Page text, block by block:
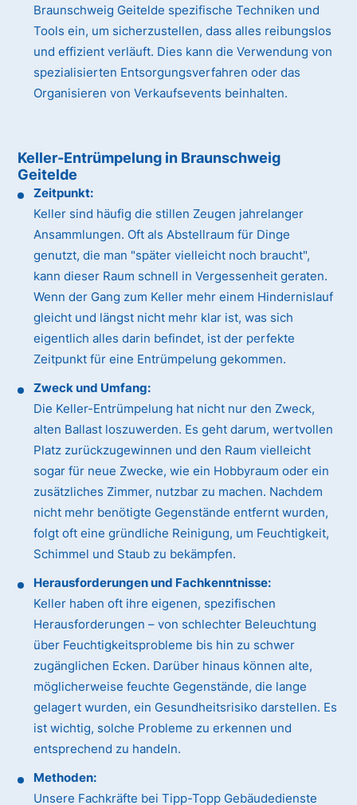
Braunschweig Geitelde spezifische Techniken und
Tools ein, um sicherzustellen, dass alles reibungslos
und effizient verläuft. Dies kann die Verwendung von
spezialisierten Entsorgungsverfahren oder das
Organisieren von Verkaufsevents beinhalten.
Keller-Entrümpelung in Braunschweig
Geitelde
Zeitpunkt:
Keller sind häufig die stillen Zeugen jahrelanger
Ansammlungen. Oft als Abstellraum für Dinge
genutzt, die man "später vielleicht noch braucht",
kann dieser Raum schnell in Vergessenheit geraten.
Wenn der Gang zum Keller mehr einem Hindernislauf
gleicht und längst nicht mehr klar ist, was sich
eigentlich alles darin befindet, ist der perfekte
Zeitpunkt für eine Entrümpelung gekommen.
Zweck und Umfang:
Die Keller-Entrümpelung hat nicht nur den Zweck,
alten Ballast loszuwerden. Es geht darum, wertvollen
Platz zurückzugewinnen und den Raum vielleicht
sogar für neue Zwecke, wie ein Hobbyraum oder ein
zusätzliches Zimmer, nutzbar zu machen. Nachdem
nicht mehr benötigte Gegenstände entfernt wurden,
folgt oft eine gründliche Reinigung, um Feuchtigkeit,
Schimmel und Staub zu bekämpfen.
Herausforderungen und Fachkenntnisse:
Keller haben oft ihre eigenen, spezifischen
Herausforderungen – von schlechter Beleuchtung
über Feuchtigkeitsprobleme bis hin zu schwer
zugänglichen Ecken. Darüber hinaus können alte,
möglicherweise feuchte Gegenstände, die lange
gelagert wurden, ein Gesundheitsrisiko darstellen. Es
ist wichtig, solche Probleme zu erkennen und
entsprechend zu handeln.
Methoden:
Unsere Fachkräfte bei Tipp-Topp Gebäudedienste